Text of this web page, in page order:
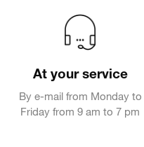
At your service
By e-mail from Monday to
Friday from 9 am to 7 pm